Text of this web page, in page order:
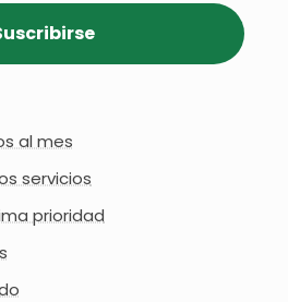
al mes
servicios
prioridad